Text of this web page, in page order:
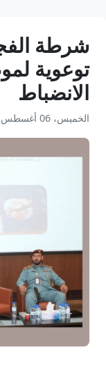
شرطة
توعوية
الانضباط
الخميس، 06 أغسطس 2026